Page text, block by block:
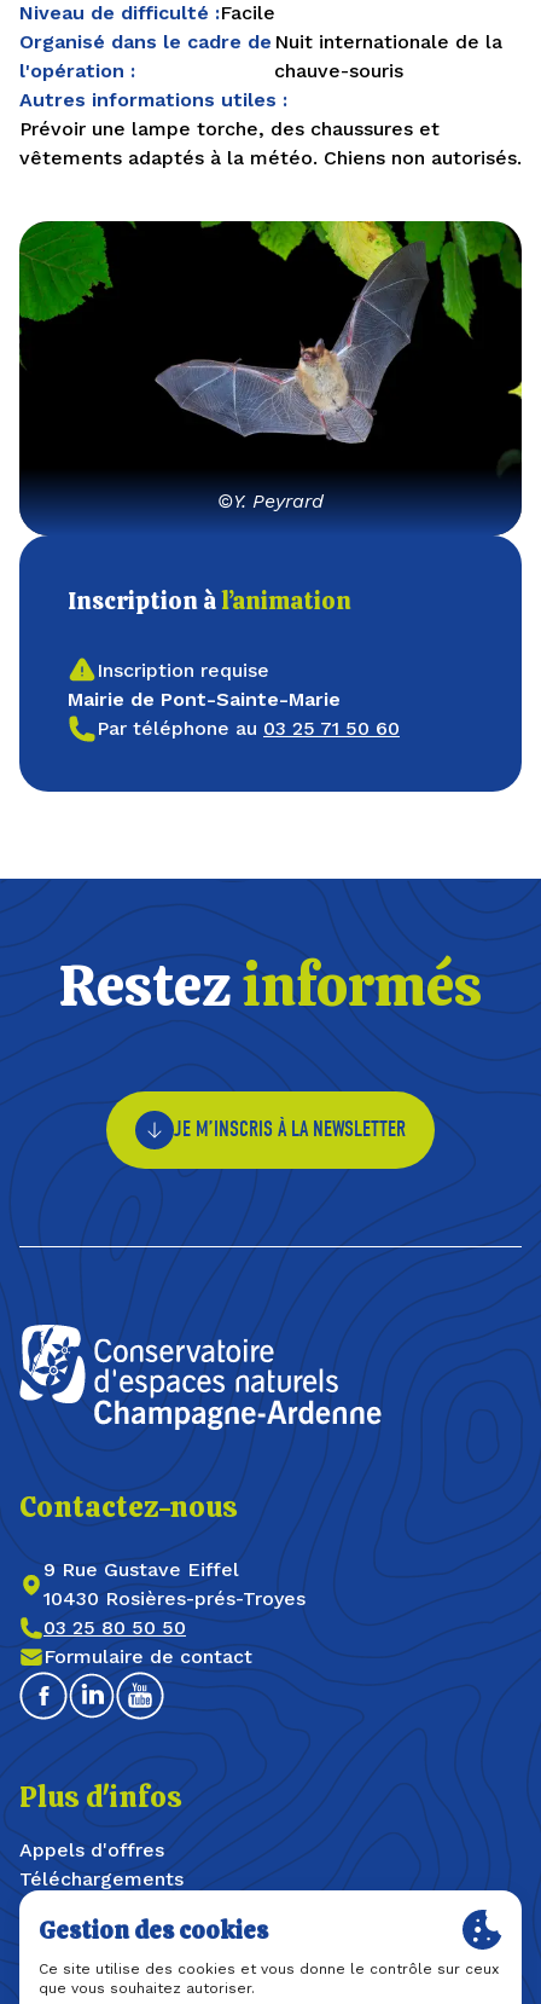
Niveau de difficulté :Facile
Organisé dans le cadre de
l'opération :
Nuit internationale de la
chauve-souris
Autres informations utiles :
Prévoir une lampe torche, des chaussures et
vêtements adaptés à la météo. Chiens non autorisés.
©Y. Peyrard
Inscription àl’animation
Inscription requise
Mairie de Pont-Sainte-Marie
Par téléphone au 03 25 71 50 60
Restezinformés
JE M’INSCRIS À LA NEWSLETTER
Contactez-nous
9 Rue Gustave Eiffel
10430 Rosières-prés-Troyes
03 25 80 50 50
Formulaire de contact
FacebookLinkedinYoutube
Plus d'infos
Appels d'offres
Téléchargements
Offres d'emploi / stages
Plan du site